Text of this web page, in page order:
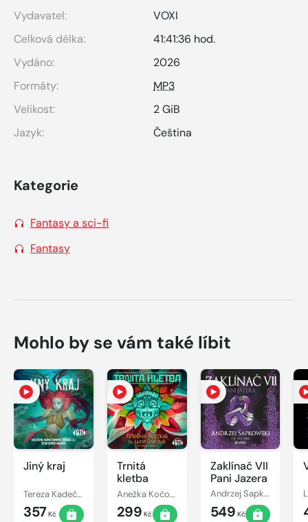
Vydavatel:
VOXI
Celková délka:
41:41:36 hod.
Vydáno:
2026
Formáty:
MP3
Velikost:
2 GiB
Jazyk:
Čeština
Kategorie
Fantasy a sci-fi
Fantasy
Mohlo by se vám také líbit
Jiný kraj
Tereza Kadečková, Tereza Matoušková
357Kč
Trnitá
kletba
Anežka Kočová
299 Kč
Zaklínač VII
Pani Jazera
Andrzej Sapkowski
549 Kč